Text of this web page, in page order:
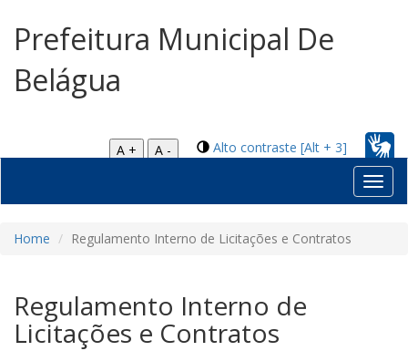
Prefeitura Municipal De
Belágua
Alto contraste [Alt + 3]
A +
A -
Home Regulamento Interno de Licitações e Contratos
Regulamento Interno de
Licitações e Contratos